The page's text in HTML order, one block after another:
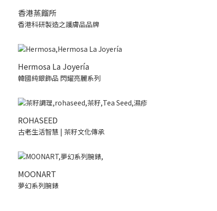
香港蒸餾所
香港科研製造之護膚品品牌
Hermosa La Joyería
韓國純銀飾品 閃耀亮麗系列
ROHASEED
古老生活智慧 | 茶籽文化傳承
MOONART
夢幻系列腕錶